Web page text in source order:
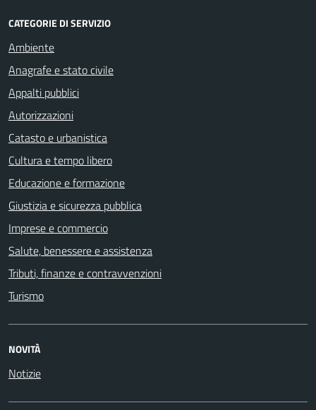
CATEGORIE DI SERVIZIO
Ambiente
Anagrafe e stato civile
Appalti pubblici
Autorizzazioni
Catasto e urbanistica
Cultura e tempo libero
Educazione e formazione
Giustizia e sicurezza pubblica
Imprese e commercio
Salute, benessere e assistenza
Tributi, finanze e contravvenzioni
Turismo
NOVITÀ
Notizie